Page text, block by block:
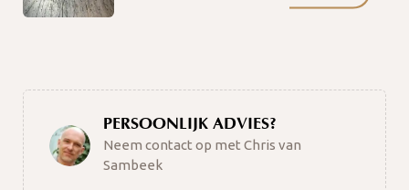
PERSOONLIJK ADVIES?
Neem contact op met Chris van
Sambeek